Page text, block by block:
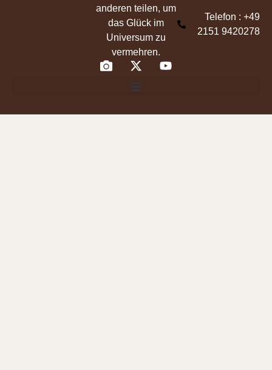
anderen teilen, um
das Glück im
Universum zu
vermehren.
Telefon : +49
2151 9420278